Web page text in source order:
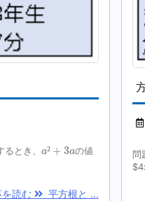
るとき、a² + 3a
a² + 3a の値
読む 平方根と ...
問